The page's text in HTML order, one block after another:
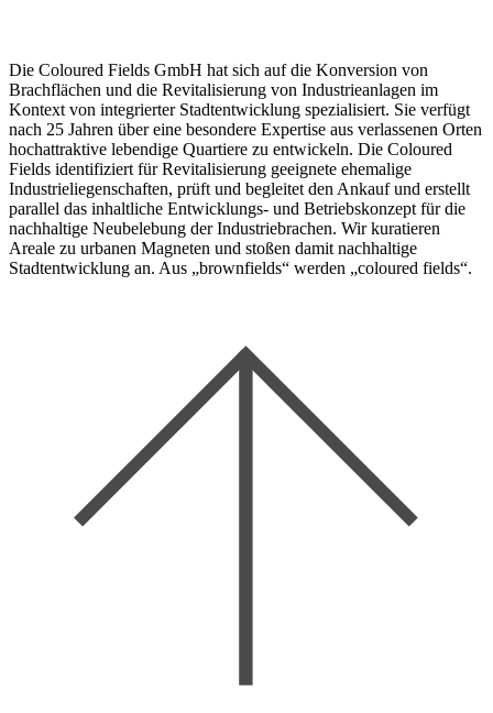
Die Coloured Fields GmbH hat sich auf die Konversion von
Brachflächen und die Revitalisierung von Industrieanlagen im
Kontext von integrierter Stadtentwicklung spezialisiert. Sie verfügt
nach 25 Jahren über eine besondere Expertise aus verlassenen Orten
hochattraktive lebendige Quartiere zu entwickeln. Die Coloured
Fields identifiziert für Revitalisierung geeignete ehemalige
Industrieliegenschaften, prüft und begleitet den Ankauf und erstellt
parallel das inhaltliche Entwicklungs- und Betriebskonzept für die
nachhaltige Neubelebung der Industriebrachen. Wir kuratieren
Areale zu urbanen Magneten und stoßen damit nachhaltige
Stadtentwicklung an. Aus „brownfields“ werden „coloured fields“.